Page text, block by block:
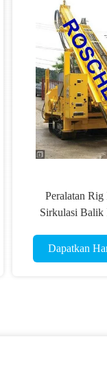
Peralatan Rig
Sirkulasi Balik
Dapatkan